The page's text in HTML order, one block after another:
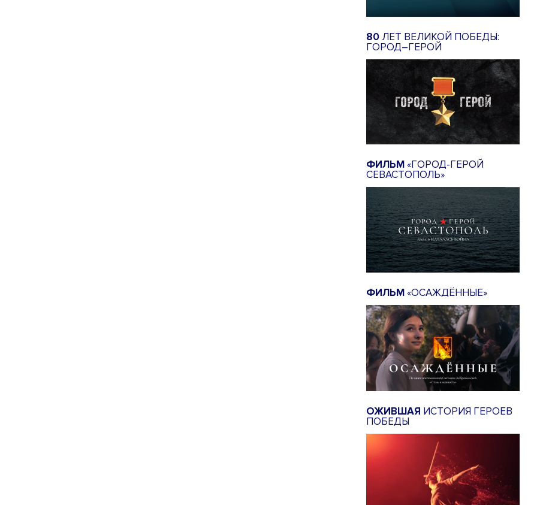
80 ЛЕТ ВЕЛИКОЙ ПОБЕДЫ:
ГОРОД–ГЕРОЙ
ФИЛЬМ«ГОРОД-ГЕРОЙ
СЕВАСТОПОЛЬ»
ФИЛЬМ«ОСАЖДЁННЫЕ»
ОЖИВШАЯ ИСТОРИЯ ГЕРОЕВ
ПОБЕДЫ